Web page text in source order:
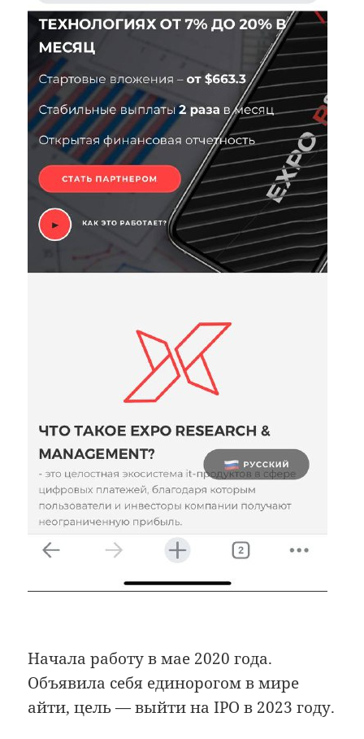
Начала работу в мае 2020 года.
Объявила себя единорогом в мире
айти, цель — выйти на IPO в 2023 году.